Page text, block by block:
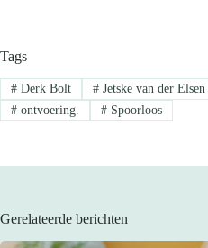
Tags
#Derk Bolt #Jetske van der Elsen
#ontvoering. #Spoorloos
Gerelateerde berichten